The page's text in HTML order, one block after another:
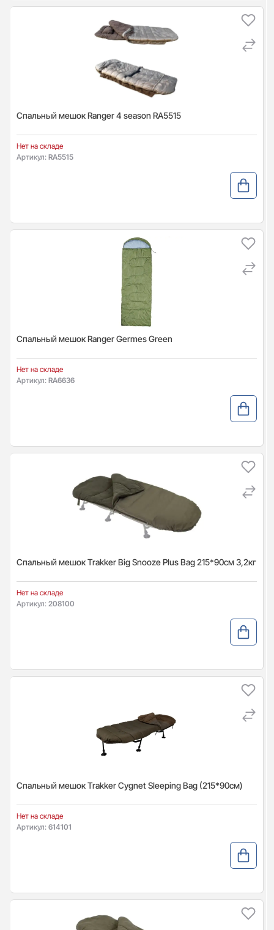
Спальный мешок Ranger 4 season RA5515
Нет на складе
Артикул: RA5515
Спальный мешок Ranger Germes Green
Нет на складе
Артикул: RA6636
Спальный мешок Trakker Big Snooze Plus Bag 215*90см 3,2кг
Нет на складе
Артикул: 208100
Спальный мешок Trakker Cygnet Sleeping Bag (215*90см)
Нет на складе
Артикул: 614101